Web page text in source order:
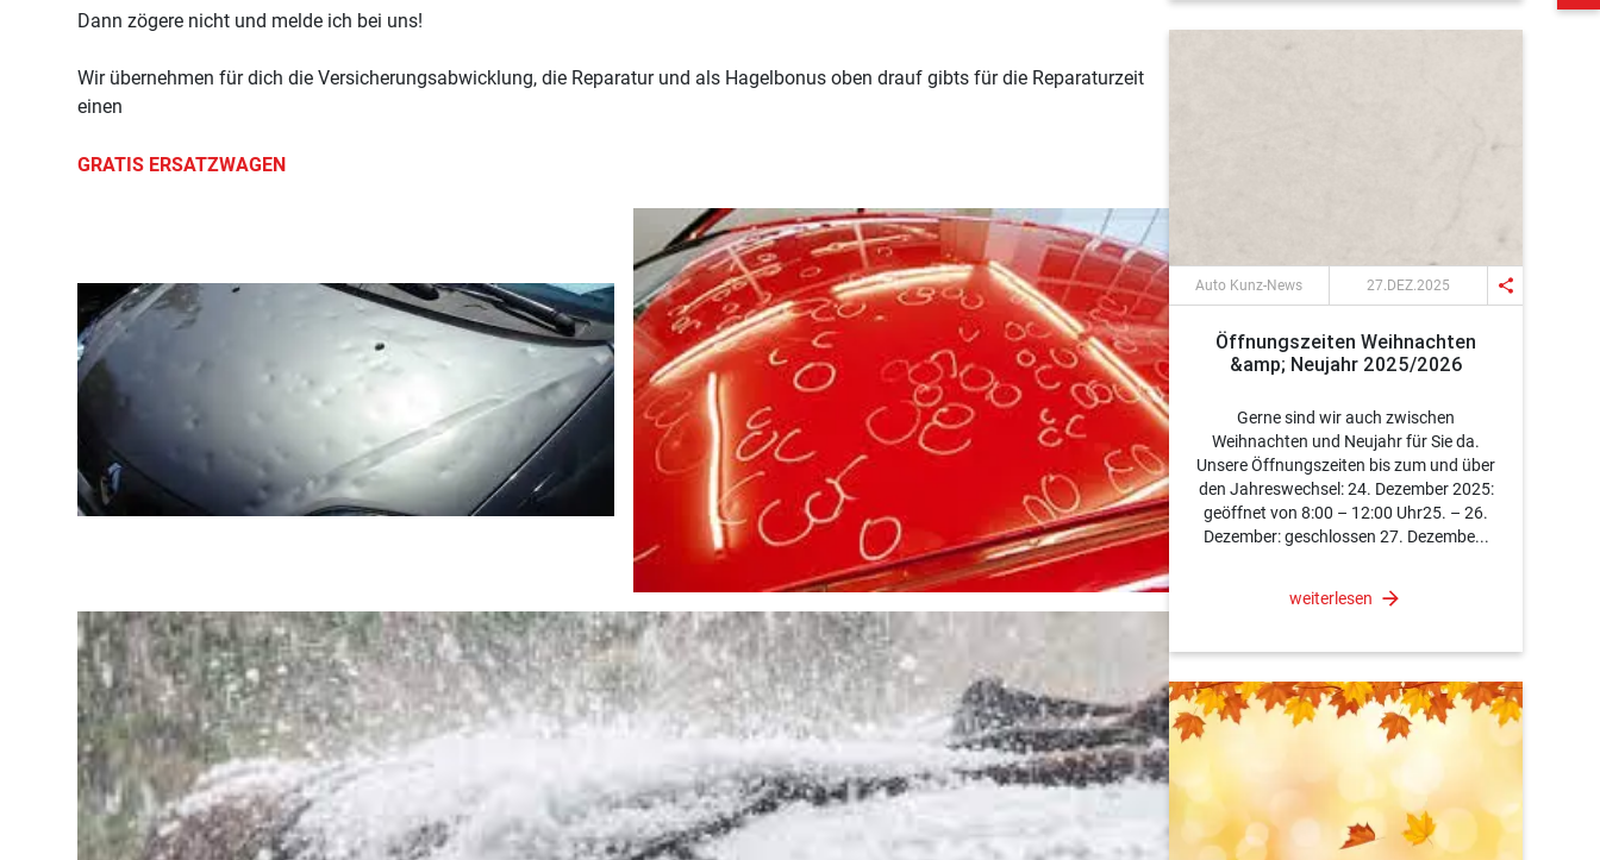
Dann zögere nicht und melde ich bei uns!
Wir übernehmen für dich die Versicherungsabwicklung, die Reparatur und als Hagelbonus oben drauf gibts für die Reparaturzeit
einen
GRATIS ERSATZWAGEN
Auto Kunz-News 27.DEZ.2025 share
Öffnungszeiten Weihnachten
&amp; Neujahr 2025/2026
Gerne sind wir auch zwischen
Weihnachten und Neujahr für Sie da.
Unsere Öffnungszeiten bis zum und über
den Jahreswechsel: 24. Dezember 2025:
geöffnet von 8:00 – 12:00 Uhr25. – 26.
Dezember: geschlossen 27. Dezembe...
weiterlesen